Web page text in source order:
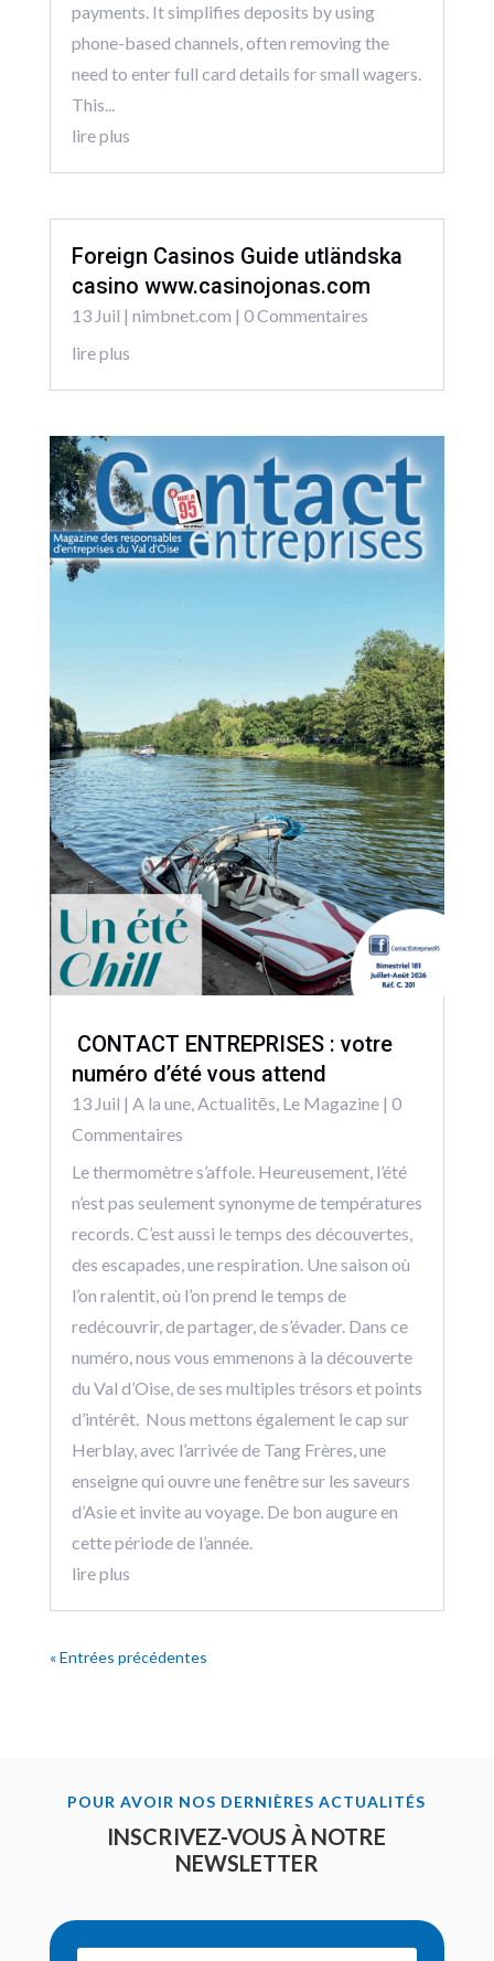
payments. It simplifies deposits by using
phone-based channels, often removing the
need to enter full card details for small wagers.
This...
lire plus
Foreign Casinos Guide utländska
casino www.casinojonas.com
13 Juil | nimbnet.com | 0 Commentaires
lire plus
CONTACT ENTREPRISES : votre
numéro d’été vous attend
13 Juil | A la une,Actualitēs, Le Magazine| 0
Commentaires
Le thermomètre s’affole. Heureusement, l’été
n’est pas seulement synonyme de températures
records. C’est aussi le temps des découvertes,
des escapades, une respiration. Une saison où
l’on ralentit, où l’on prend le temps de
redécouvrir, de partager, de s’évader. Dans ce
numéro, nous vous emmenons à la découverte
du Val d’Oise, de ses multiples trésors et points
d’intérêt. Nous mettons également le cap sur
Herblay, avec l’arrivée de Tang Frères, une
enseigne qui ouvre une fenêtre sur les saveurs
d’Asie et invite au voyage. De bon augure en
cette période de l’année.
lire plus
« Entrées précédentes
POUR AVOIR NOS DERNIÈRES ACTUALITÉS
INSCRIVEZ-VOUS À NOTRE
NEWSLETTER